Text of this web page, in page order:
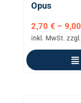
Opus
2,70 € – 9,00
inkl. MwSt. zzgl.